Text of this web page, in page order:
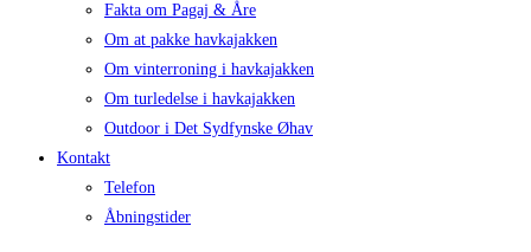
Fakta om Pagaj & Åre
Om at pakke havkajakken
Om vinterroning i havkajakken
Om turledelse i havkajakken
Outdoor i Det Sydfynske Øhav
Kontakt
Telefon
Åbningstider